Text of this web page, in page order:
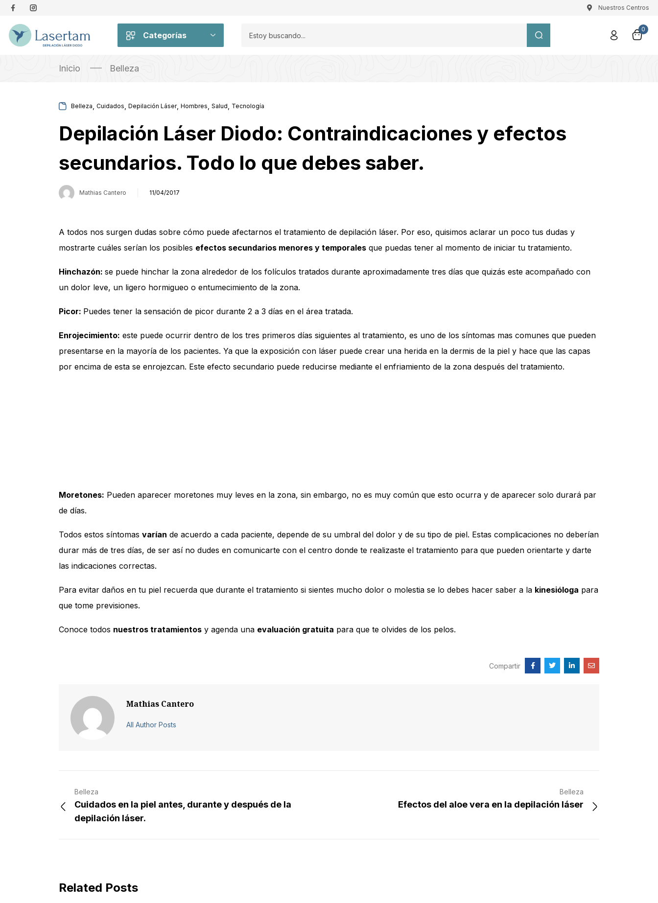
Nuestros Centros
Categorías
0
Inicio Belleza
Belleza Cuidados Depilación Láser, Hombres Salud Tecnología
Depilación Láser Diodo: Contraindicaciones y efectos
secundarios. Todo lo que debes saber.
Mathias Cantero 11/04/2017
A todos nos surgen dudas sobre cómo puede afectarnos el tratamiento de depilación láser. Por eso, quisimos aclarar un poco tus dudas y
mostrarte cuáles serían los posibles efectos secundarios menores y temporales que puedas tener al momento de iniciar tu tratamiento.
Hinchazón: se puede hinchar la zona alrededor de los folículos tratados durante aproximadamente tres días que quizás este acompañado con
un dolor leve, un ligero hormigueo o entumecimiento de la zona.
Picor: Puedes tener la sensación de picor durante 2 a 3 días en el área tratada.
Enrojecimiento: este puede ocurrir dentro de los tres primeros días siguientes al tratamiento, es uno de los síntomas mas comunes que pueden
presentarse en la mayoría de los pacientes. Ya que la exposición con láser puede crear una herida en la dermis de la piel y hace que las capas
por encima de esta se enrojezcan. Este efecto secundario puede reducirse mediante el enfriamiento de la zona después del tratamiento.
Moretones: Pueden aparecer moretones muy leves en la zona, sin embargo, no es muy común que esto ocurra y de aparecer solo durará par
de días.
Todos estos síntomas varían de acuerdo a cada paciente, depende de su umbral del dolor y de su tipo de piel. Estas complicaciones no deberían
durar más de tres días, de ser así no dudes en comunicarte con el centro donde te realizaste el tratamiento para que pueden orientarte y darte
las indicaciones correctas.
Para evitar daños en tu piel recuerda que durante el tratamiento si sientes mucho dolor o molestia se lo debes hacer saber a la kinesióloga para
que tome previsiones.
Conoce todos nuestros tratamientos y agenda una evaluación gratuita para que te olvides de los pelos.
Compartir
Mathias Cantero
All Author Posts
Belleza
Cuidados en la piel antes, durante y después de la
depilación láser.
Belleza
Efectos del aloe vera en la depilación láser
Related Posts